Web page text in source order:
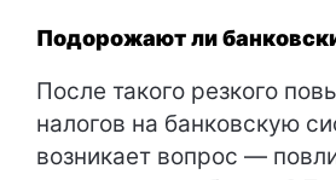
Подорожают ли
После такого резкого
налогов на банковскую
возникает вопрос —